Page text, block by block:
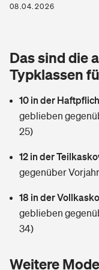
Zur Übersicht
Tools
Wer versichert was:
Sie haben Fragen?
Glasversicherung
Tools
Hochwasser-Check:
Kinderinvalidität
Hundehalter-
Handyversicherung
Private
Private
Dread-Disease-
Zur Übersicht
Tools
Wer versichert was:
08.04.2026
Das sind die
Typklassen
10 in der
geblieben
25)
12 in der
gegenüber
18 in der
geblieben
34)
Weitere